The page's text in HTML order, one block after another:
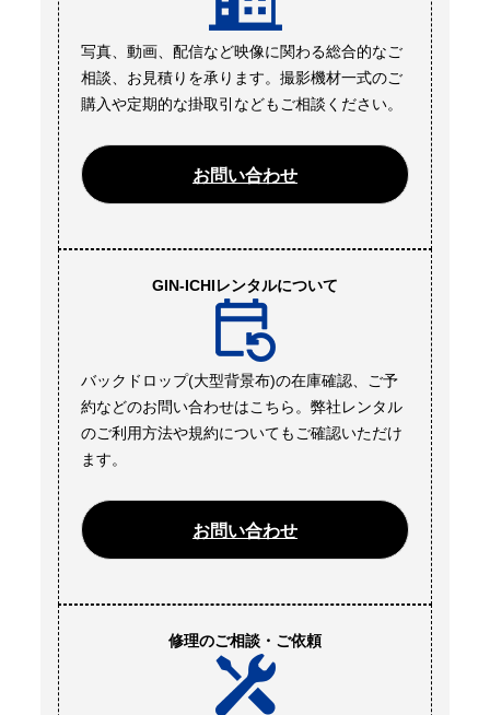
写真、動画、配信など映像に関わる総合的なご
相談、お見積りを承ります。撮影機材一式のご
購入や定期的な掛取引などもご相談ください。
お問い合わせ
GIN-ICHIレンタルについて
バックドロップ(大型背景布)の在庫確認、ご予
約などのお問い合わせはこちら。弊社レンタル
のご利用方法や規約についてもご確認いただけ
ます。
お問い合わせ
修理のご相談・ご依頼